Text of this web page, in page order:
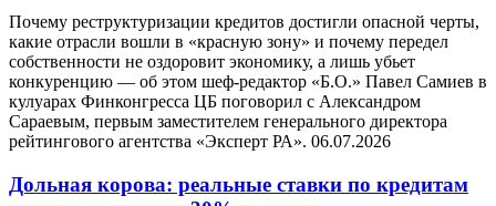
Почему реструктуризации кредитов достигли опасной черты,
какие отрасли вошли в «красную зону» и почему передел
собственности не оздоровит экономику, а лишь убьет
конкуренцию — об этом шеф-редактор «Б.О.» Павел Самиев в
кулуарах Финконгресса ЦБ поговорил с Александром
Сараевым, первым заместителем генерального директора
рейтингового агентства «Эксперт РА». 06.07.2026
Дольная корова: реальные ставки по кредитам